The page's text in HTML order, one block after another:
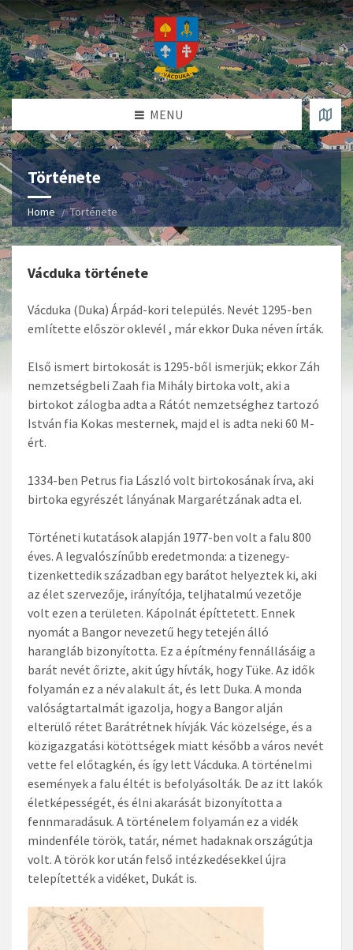
MENU
Története
Home Története
Vácduka története
Vácduka (Duka) Árpád-kori település. Nevét 1295-ben
említette először oklevél , már ekkor Duka néven írták.
Első ismert birtokosát is 1295-ből ismerjük; ekkor Záh
nemzetségbeli Zaah fia Mihály birtoka volt, aki a
birtokot zálogba adta a Rátót nemzetséghez tartozó
István fia Kokas mesternek, majd el is adta neki 60 M-
ért.
1334-ben Petrus fia László volt birtokosának írva, aki
birtoka egyrészét lányának Margarétzának adta el.
Történeti kutatások alapján 1977-ben volt a falu 800
éves. A legvalószínűbb eredetmonda: a tizenegy-
tizenkettedik században egy barátot helyeztek ki, aki
az élet szervezője, irányítója, teljhatalmú vezetője
volt ezen a területen. Kápolnát építtetett. Ennek
nyomát a Bangor nevezetű hegy tetején álló
harangláb bizonyította. Ez a építmény fennállásáig a
barát nevét őrizte, akit úgy hívták, hogy Tüke. Az idők
folyamán ez a név alakult át, és lett Duka. A monda
valóságtartalmát igazolja, hogy a Bangor alján
elterülő rétet Barátrétnek hívják. Vác közelsége, és a
közigazgatási kötöttségek miatt később a város nevét
vette fel előtagkén, és így lett Vácduka. A történelmi
események a falu éltét is befolyásolták. De az itt lakók
életképességét, és élni akarását bizonyította a
fennmaradásuk. A történelem folyamán ez a vidék
mindenféle török, tatár, német hadaknak országútja
volt. A török kor után felső intézkedésekkel újra
telepítették a vidéket, Dukát is.